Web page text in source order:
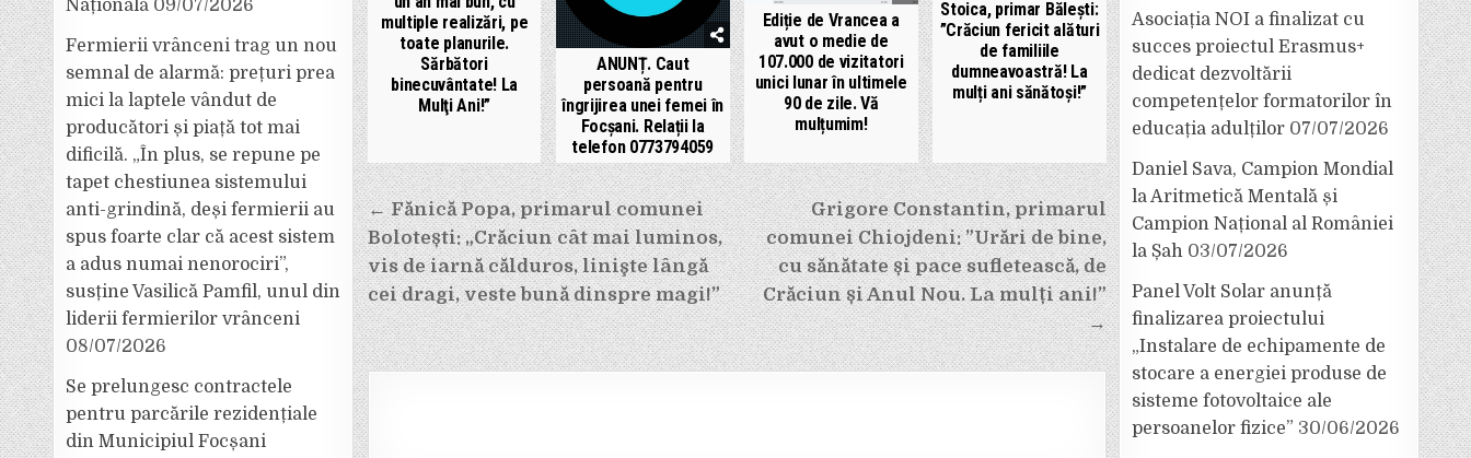
multiple realizări, pe
toate planurile.
Sărbători
binecuvântate! La
Mulţi Ani!”
ANUNȚ. Caut
persoană pentru
îngrijirea unei femei în
Focșani. Relații la
telefon 0773794059
Ediție de Vrancea a
avut o medie de
107.000 de vizitatori
unici lunar în ultimele
90 de zile. Vă
mulțumim!
Stoica, primar Bălești:
”Crăciun fericit alături
de familiile
dumneavoastră! La
mulți ani sănătoși!”
Navigare
în
articole
Grigore Constantin, primarul
comunei Chiojdeni: ”Urări de bine,
cu sănătate și pace sufletească, de
Crăciun și Anul Nou. La mulți ani!”
→
← Fănică Popa, primarul comunei
Bolotești: „Crăciun cât mai luminos,
vis de iarnă călduros, linişte lângă
cei dragi, veste bună dinspre magi!”
Națională 09/07/2026
Fermierii vrânceni trag un nou
semnal de alarmă: prețuri prea
mici la laptele vândut de
producători și piață tot mai
dificilă. „În plus, se repune pe
tapet chestiunea sistemului
anti-grindină, deși fermierii au
spus foarte clar că acest sistem
a adus numai nenorociri”,
susține Vasilică Pamfil, unul din
liderii fermierilor vrânceni
08/07/2026
Se prelungesc contractele
pentru parcările rezidențiale
din Municipiul Focșani
Asociația NOI a finalizat cu
succes proiectul Erasmus+
dedicat dezvoltării
competențelor formatorilor în
educația adulților 07/07/2026
Daniel Sava, Campion Mondial
la Aritmetică Mentală și
Campion Național al României
la Șah 03/07/2026
Panel Volt Solar anunță
finalizarea proiectului
„Instalare de echipamente de
stocare a energiei produse de
sisteme fotovoltaice ale
persoanelor fizice” 30/06/2026